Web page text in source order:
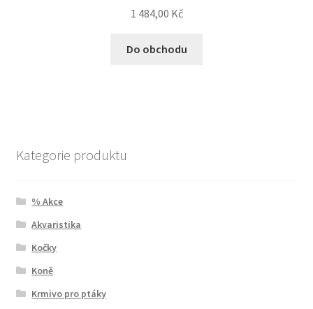
1 484,00 Kč
Do obchodu
Kategorie produktu
% Akce
Akvaristika
Kočky
Koně
Krmivo pro ptáky